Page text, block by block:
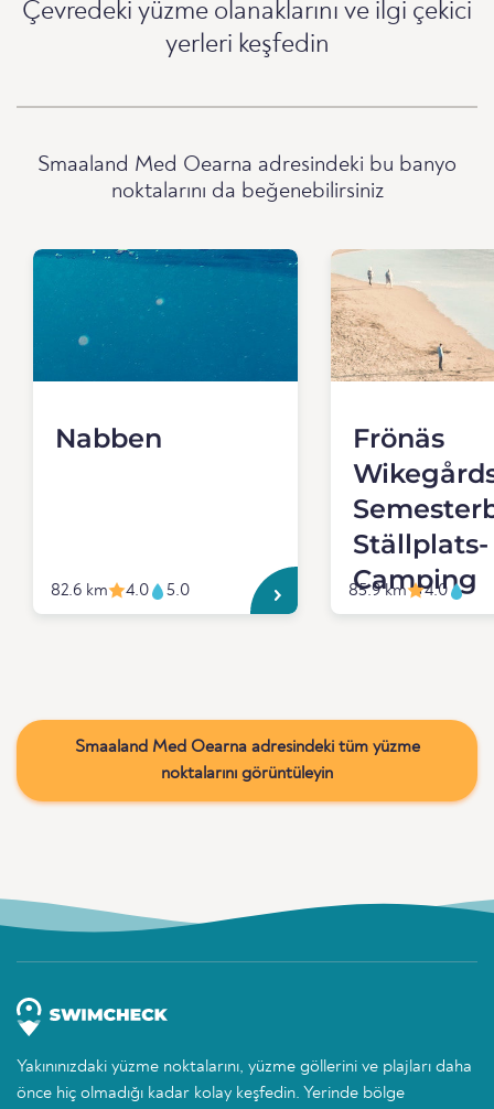
Çevredeki yüzme olanaklarını ve ilgi çekici
yerleri keşfedin
Smaaland Med Oearna adresindeki bu banyo
noktalarını da beğenebilirsiniz
Nabben
82.6 km 4.0 5.0
Frönäs
Ställplats-
Camping
85.9 km 4.0
Smaaland Med Oearna adresindeki tüm yüzme
noktalarını görüntüleyin
Yakınınızdaki yüzme noktalarını, yüzme göllerini ve plajları daha
önce hiç olmadığı kadar kolay keşfedin. Yerinde bölge